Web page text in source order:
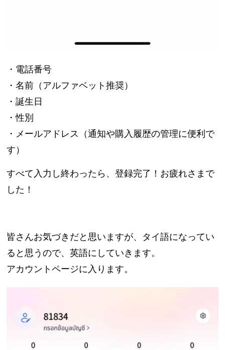
・電話番号
・名前（アルファベット推奨）
・誕生日
・性別
・メールアドレス（通知や購入履歴の管理に便利で
す）
すべて入力し終わったら、登録完了！お疲れさまで
した！
皆さんお気づきだと思いますが、タイ語になってい
ると思うので、英語にしていきます。
アカウントページに入ります。